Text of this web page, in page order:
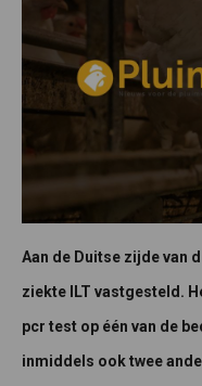
Aan de Duitse zijde van
ziekte ILT vastgesteld.
pcr test op één van de
inmiddels ook twee